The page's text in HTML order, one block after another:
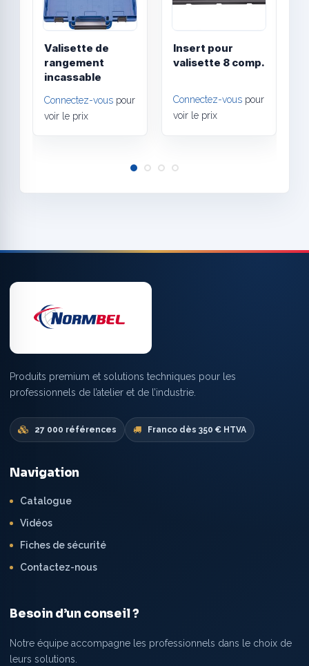
Valisette de
rangement
incassable
Connectez-vous pour
voir le prix
Insert pour
valisette 8 comp.
Connectez-vous pour
voir le prix
Produits premium et solutions techniques pour les
professionnels de l’atelier et de l’industrie.
27 000 références Franco dès 350 € HTVA
Navigation
Catalogue
Vidéos
Fiches de sécurité
Contactez-nous
Besoin d’un conseil ?
Notre équipe accompagne les professionnels dans le choix de
leurs solutions.